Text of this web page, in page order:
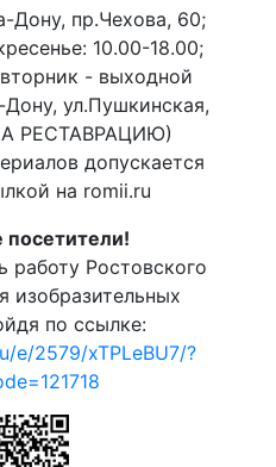
Дону, пр.Чехова, 60;
10.00-18.00;
- выходной
ул.Пушкинская,
РЕСТАВРАЦИЮ)
допускается
на romii.ru
работу Ростовского
изобразительных
по ссылке:
e/2579/xTPLeBU7/?